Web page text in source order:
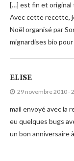
[…] est fin et original
Avec cette recette,
Noël organisé par
mignardises bio
ELISE
29 novembre 2010 -
mail envoyé avec la
eu quelques bugs
un bon anniversaire